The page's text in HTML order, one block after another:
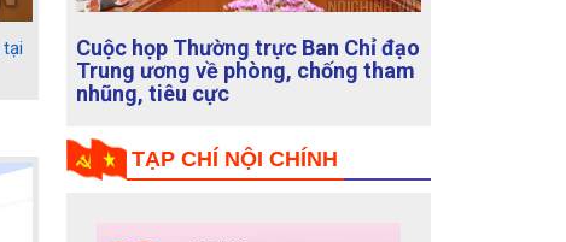
Hội nghị sơ kết 5 năm thực hiện
Quy chế phối hợp công tác giữa
Ban Nội chính Trung ương và Đang